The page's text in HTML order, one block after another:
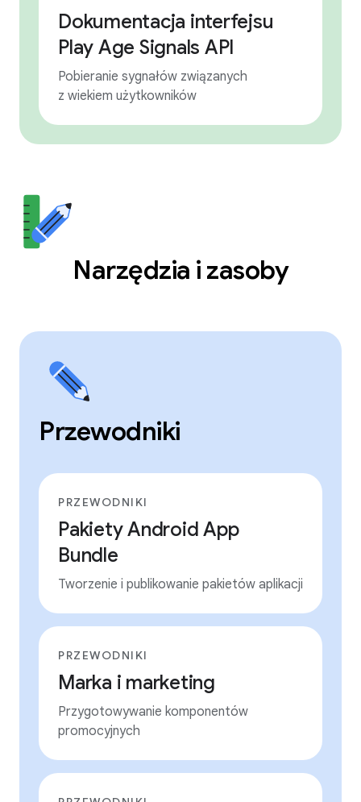
Dokumentacja interfejsu
Play Age Signals API
Pobieranie sygnałów związanych
z wiekiem użytkowników
Narzędzia i zasoby
Przewodniki
PRZEWODNIKI
Pakiety Android App
Bundle
Tworzenie i publikowanie pakietów aplikacji
PRZEWODNIKI
Marka i marketing
Przygotowywanie komponentów
promocyjnych